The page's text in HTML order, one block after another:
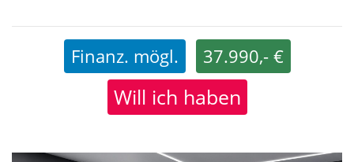
Finanz. mögl. 37.990,- €
Will ich haben